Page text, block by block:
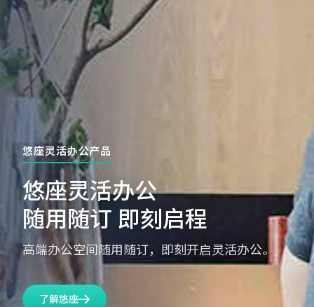
悠座灵活办公产品
悠座灵活办公
随用随订 即刻启程
高端办公空间随用随订，即刻开启灵活办公。
了解悠座